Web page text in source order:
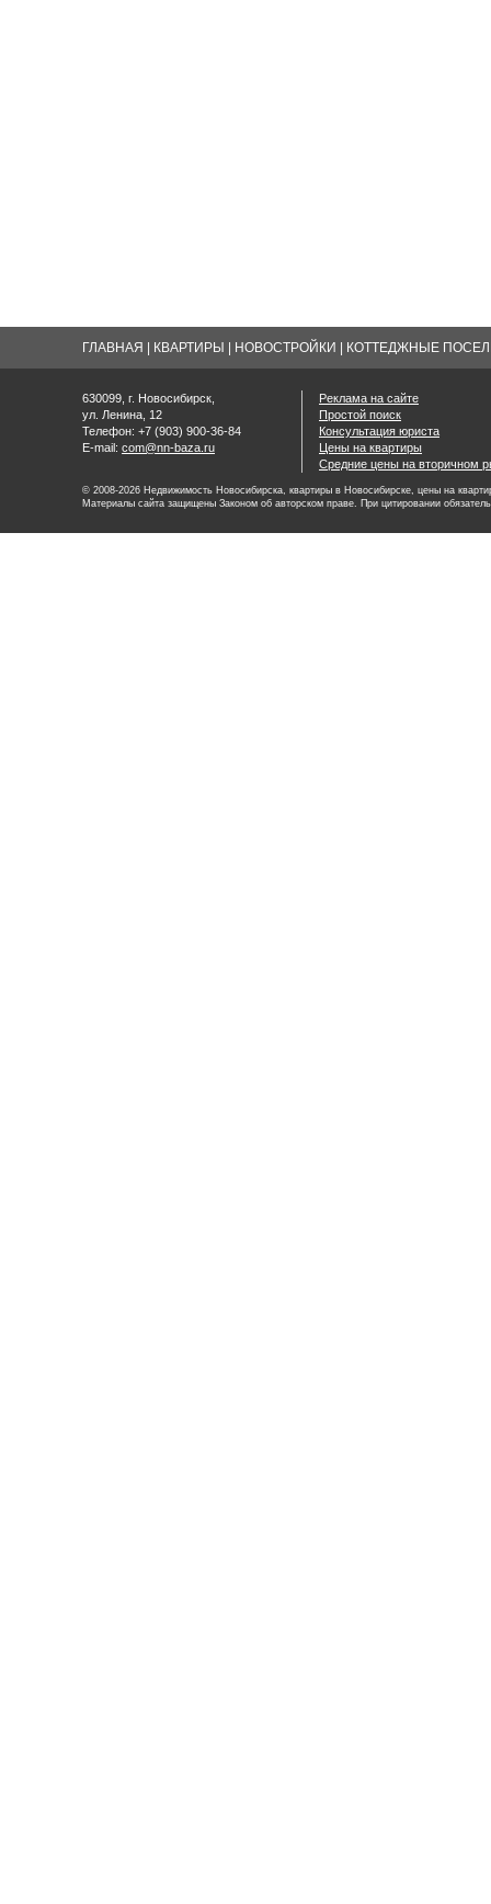
ГЛАВНАЯ КВАРТИРЫ НОВОСТРОЙКИ КОТТЕДЖНЫЕ
630099, г. Новосибирск,
ул. Ленина, 12
Телефон: +7 (903) 900-36-84
E-mail: com@nn-baza.ru
Реклама на сайте
Простой поиск
Консультация юриста
Цены на квартиры
Средние цены на вторичном
© 2008-2026 Недвижимость Новосибирска, квартиры в Новосибирске, цены на
Материалы сайта защищены Законом об авторском праве. При цитировании